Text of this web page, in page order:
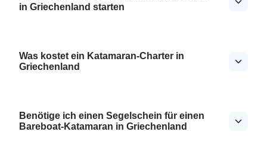
in Griechenland starten
Was kostet ein Katamaran-Charter in
Griechenland
Benötige ich einen Segelschein für einen
Bareboat-Katamaran in Griechenland